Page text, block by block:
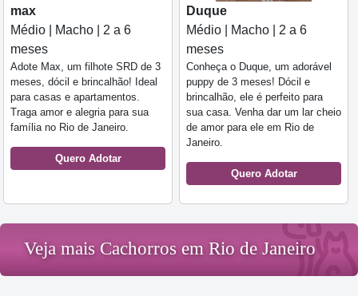
max
Médio | Macho | 2 a 6
meses
Adote Max, um filhote SRD de 3
meses, dócil e brincalhão! Ideal
para casas e apartamentos.
Traga amor e alegria para sua
família no Rio de Janeiro.
Quero Adotar
Duque
Médio | Macho | 2 a 6
meses
Conheça o Duque, um adorável
puppy de 3 meses! Dócil e
brincalhão, ele é perfeito para
sua casa. Venha dar um lar cheio
de amor para ele em Rio de
Janeiro.
Quero Adotar
Veja mais Cachorros em Rio de Janeiro